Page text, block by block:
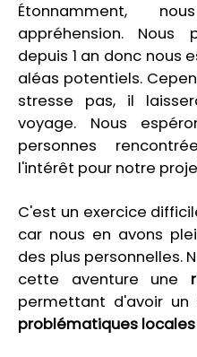
Étonnamment,
appréhension. Nous
depuis 1 an donc nous
aléas potentiels.
stresse pas, il
voyage. Nous
personnes
l'intérêt pour notre
C'est un exercice
car nous en avons
des plus personnelles.
cette aventure une
permettant d'avoir
problématiques